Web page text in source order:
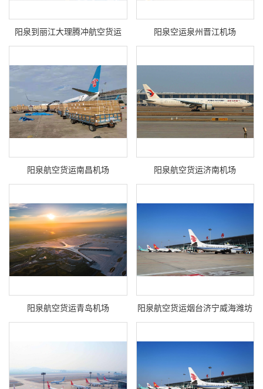
阳泉到丽江大理腾冲航空货运 阳泉空运泉州晋江机场
阳泉航空货运南昌机场 阳泉航空货运济南机场
阳泉航空货运青岛机场 阳泉航空货运烟台济宁威海潍坊